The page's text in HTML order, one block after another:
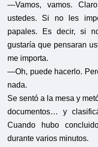
—Vamos, vamos.
ustedes. Si no les
papales. Es decir, si
gustaría que pensaran
me importa.
—Oh, puede hacerlo.
nada.
Se sentó a la mesa y
documentos… y
Cuando hubo
durante varios minutos.